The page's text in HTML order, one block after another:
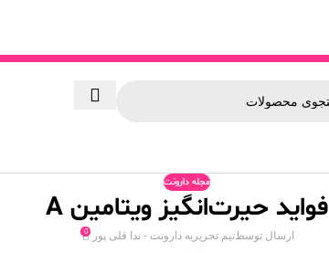
مجله دارونت
فواید حیرت‌انگیز ویتامین A
ارسال توسطتیم تحریریه دارونت - ندا قلی پور 0